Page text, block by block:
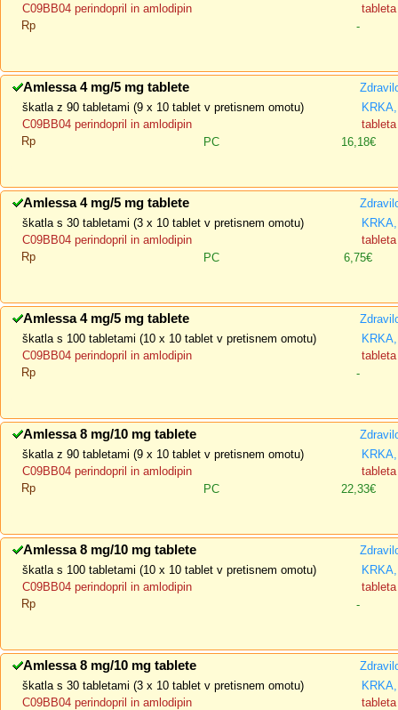
C09BB04 perindopril in amlodipin
tableta
Rp
-
Amlessa 4 mg/5 mg tablete
škatla z 90 tabletami (9 x 10 tablet v pretisnem omotu)
C09BB04 perindopril in amlodipin
tableta
Rp
PC 16,18€
Amlessa 4 mg/5 mg tablete
škatla s 30 tabletami (3 x 10 tablet v pretisnem omotu)
C09BB04 perindopril in amlodipin
tableta
Rp
PC 6,75€
Amlessa 4 mg/5 mg tablete
škatla s 100 tabletami (10 x 10 tablet v pretisnem omotu)
C09BB04 perindopril in amlodipin
tableta
Rp
-
Amlessa 8 mg/10 mg tablete
škatla z 90 tabletami (9 x 10 tablet v pretisnem omotu)
C09BB04 perindopril in amlodipin
tableta
Rp
PC 22,33€
Amlessa 8 mg/10 mg tablete
škatla s 100 tabletami (10 x 10 tablet v pretisnem omotu)
C09BB04 perindopril in amlodipin
tableta
Rp
-
Amlessa 8 mg/10 mg tablete
škatla s 30 tabletami (3 x 10 tablet v pretisnem omotu)
C09BB04 perindopril in amlodipin
tableta